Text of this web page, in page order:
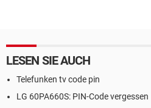
LESEN SIE AUCH
Telefunken tv code pin
LG 60PA660S: PIN-Code vergessen